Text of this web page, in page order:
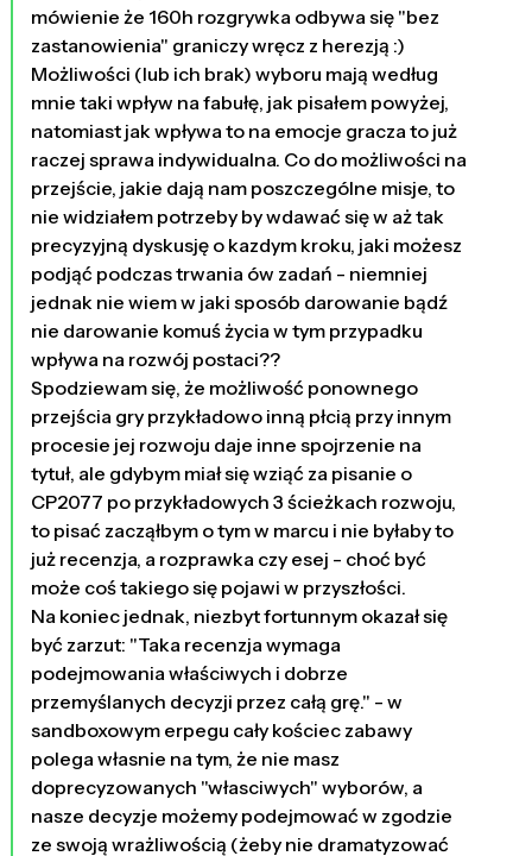
mówienie że 160h rozgrywka odbywa się "bez
zastanowienia" graniczy wręcz z herezją :)
Możliwości (lub ich brak) wyboru mają według
mnie taki wpływ na fabułę, jak pisałem powyżej,
natomiast jak wpływa to na emocje gracza to już
raczej sprawa indywidualna. Co do możliwości na
przejście, jakie dają nam poszczególne misje, to
nie widziałem potrzeby by wdawać się w aż tak
precyzyjną dyskusję o kazdym kroku, jaki możesz
podjąć podczas trwania ów zadań - niemniej
jednak nie wiem w jaki sposób darowanie bądź
nie darowanie komuś życia w tym przypadku
wpływa na rozwój postaci??
Spodziewam się, że możliwość ponownego
przejścia gry przykładowo inną płcią przy innym
procesie jej rozwoju daje inne spojrzenie na
tytuł, ale gdybym miał się wziąć za pisanie o
CP2077 po przykładowych 3 ścieżkach rozwoju,
to pisać zacząłbym o tym w marcu i nie byłaby to
już recenzja, a rozprawka czy esej - choć być
może coś takiego się pojawi w przyszłości.
Na koniec jednak, niezbyt fortunnym okazał się
być zarzut: "Taka recenzja wymaga
podejmowania właściwych i dobrze
przemyślanych decyzji przez całą grę." - w
sandboxowym erpegu cały kościec zabawy
polega własnie na tym, że nie masz
doprecyzowanych "własciwych" wyborów, a
nasze decyzje możemy podejmować w zgodzie
ze swoją wrażliwością (żeby nie dramatyzować